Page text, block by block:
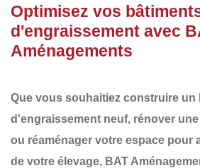
Optimisez vos
d'engraissement avec
Aménagements
Que vous souhaitiez construire un
d'engraissement neuf, rénover
ou réaménager votre espace pour
de votre élevage, BAT